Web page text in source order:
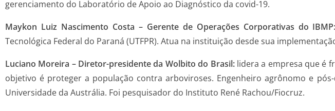
gerenciamento do Laboratório de Apoio ao Diagnóstico da covid-19.
Maykon Luiz Nascimento Costa – Gerente de Operações Corporativas do IBMP:
Tecnológica Federal do Paraná (UTFPR). Atua na instituição desde sua
Luciano Moreira – Diretor-presidente da Wolbito do Brasil: lidera a empresa que é
objetivo é proteger a população contra arboviroses. Engenheiro agrônomo e
Universidade da Austrália. Foi pesquisador do Instituto René Rachou/Fiocruz.